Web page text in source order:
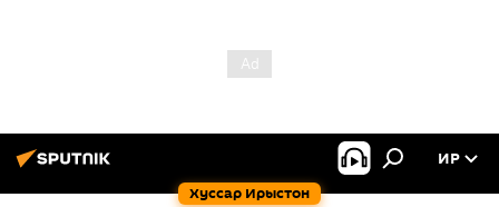
Хуссар Ирыстон
ИР